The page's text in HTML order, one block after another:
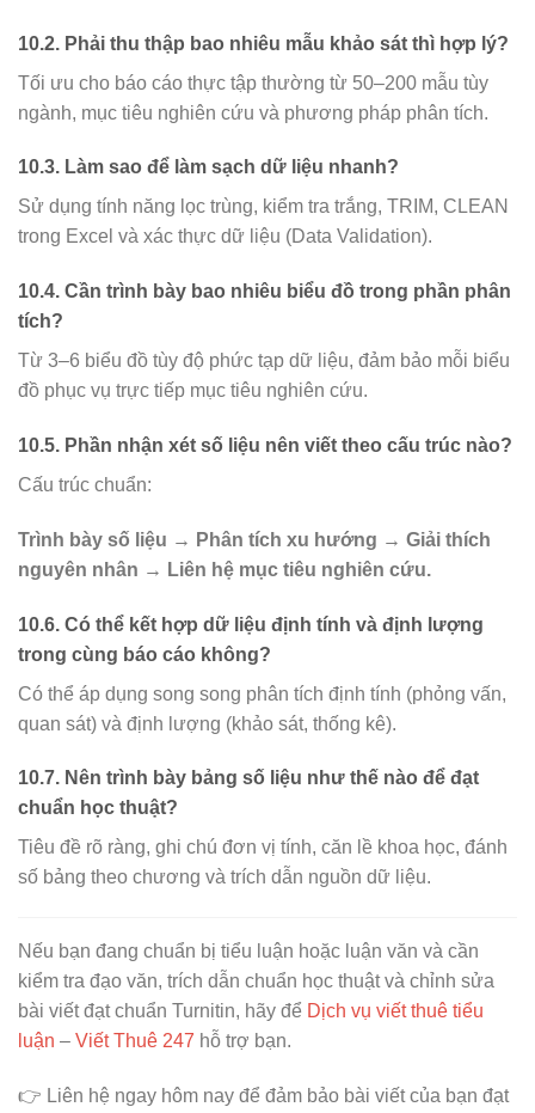
10.2. Phải thu thập bao nhiêu mẫu khảo sát thì hợp lý?
Tối ưu cho báo cáo thực tập thường từ 50–200 mẫu tùy
ngành, mục tiêu nghiên cứu và phương pháp phân tích.
10.3. Làm sao để làm sạch dữ liệu nhanh?
Sử dụng tính năng lọc trùng, kiểm tra trắng, TRIM, CLEAN
trong Excel và xác thực dữ liệu (Data Validation).
10.4. Cần trình bày bao nhiêu biểu đồ trong phần phân
tích?
Từ 3–6 biểu đồ tùy độ phức tạp dữ liệu, đảm bảo mỗi biểu
đồ phục vụ trực tiếp mục tiêu nghiên cứu.
10.5. Phần nhận xét số liệu nên viết theo cấu trúc nào?
Cấu trúc chuẩn:
Trình bày số liệu → Phân tích xu hướng → Giải thích
nguyên nhân → Liên hệ mục tiêu nghiên cứu.
10.6. Có thể kết hợp dữ liệu định tính và định lượng
trong cùng báo cáo không?
Có thể áp dụng song song phân tích định tính (phỏng vấn,
quan sát) và định lượng (khảo sát, thống kê).
10.7. Nên trình bày bảng số liệu như thế nào để đạt
chuẩn học thuật?
Tiêu đề rõ ràng, ghi chú đơn vị tính, căn lề khoa học, đánh
số bảng theo chương và trích dẫn nguồn dữ liệu.
Nếu bạn đang chuẩn bị tiểu luận hoặc luận văn và cần
kiểm tra đạo văn, trích dẫn chuẩn học thuật và chỉnh sửa
bài viết đạt chuẩn Turnitin, hãy để Dịch vụ viết thuê tiểu
luận – Viết Thuê 247 hỗ trợ bạn.
👉 Liên hệ ngay hôm nay để đảm bảo bài viết của bạn đạt